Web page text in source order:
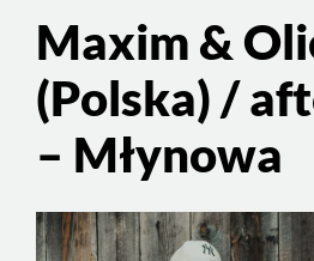
Młynowa
Maxim &
(Polska) /
– Młynowa